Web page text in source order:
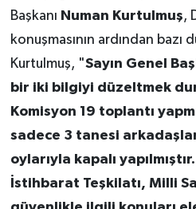
Başkanı Numan Kurtulmuş,
konuşmasının ardından bazı
Kurtulmuş, "Sayın Genel
bir iki bilgiyi düzeltmek
Komisyon 19 toplantı
sadece 3 tanesi
oylarıyla kapalı
İstihbarat Teşkilatı, Milli